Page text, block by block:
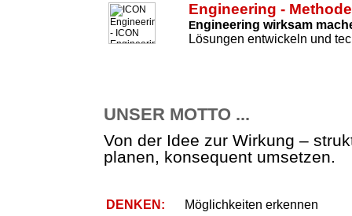
Engineering -
Engineering wirksam
Lösungen entwickeln und
UNSER MOTTO ...
Von der Idee zur Wirkung –
planen, konsequent umsetzen.
DENKEN: Möglichkeiten erkennen